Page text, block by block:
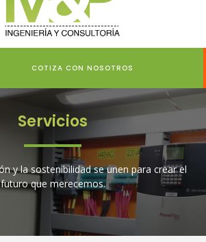
COTIZA CON NOSOTROS
Servicios
y la sostenibilidad se unen para crear el
futuro que merecemos.